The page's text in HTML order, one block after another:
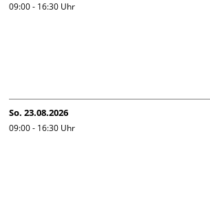
09:00 - 16:30 Uhr
So. 23.08.2026
09:00 - 16:30 Uhr